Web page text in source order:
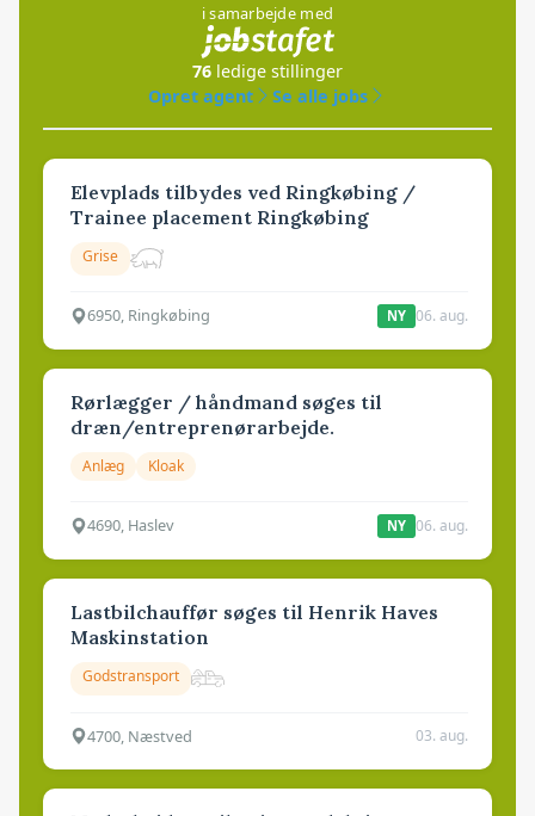
i samarbejde med
76 ledige stillinger
Opret agent
Se alle jobs
Elevplads tilbydes ved Ringkøbing /
Trainee placement Ringkøbing
Grise
6950, Ringkøbing NY 06. aug.
Rørlægger / håndmand søges til
dræn/entreprenørarbejde.
Anlæg Kloak
4690, Haslev NY 06. aug.
Lastbilchauffør søges til Henrik Haves
Maskinstation
Godstransport
4700, Næstved 03. aug.